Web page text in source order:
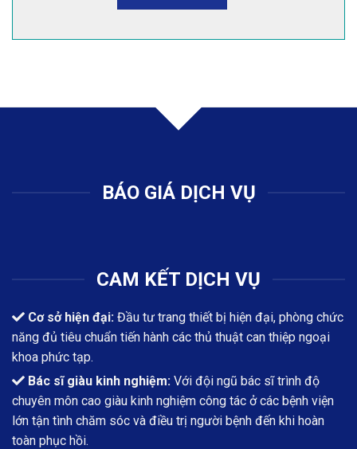
BÁO GIÁ DỊCH VỤ
CAM KẾT DỊCH VỤ
Cơ sở hiện đại: Đầu tư trang thiết bị hiện đại, phòng chức
năng đủ tiêu chuẩn tiến hành các thủ thuật can thiệp ngoại
khoa phức tạp.
Bác sĩ giàu kinh nghiệm: Với đội ngũ bác sĩ trình độ
chuyên môn cao giàu kinh nghiệm công tác ở các bệnh viện
lớn tận tình chăm sóc và điều trị người bệnh đến khi hoàn
toàn phục hồi.